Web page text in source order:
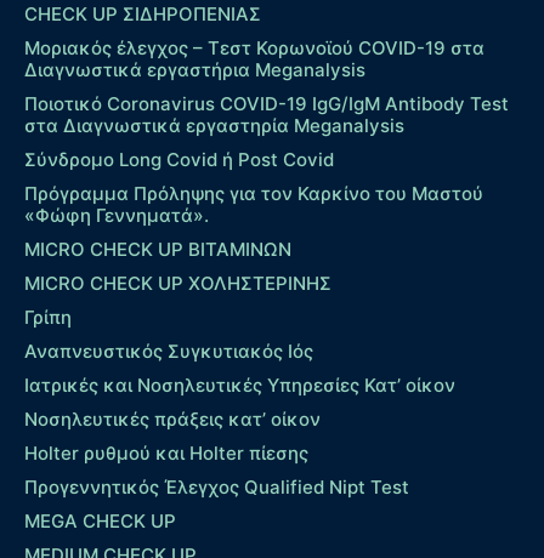
CHECK UP ΣΙΔΗΡΟΠΕΝΙΑΣ
Μοριακός έλεγχος – Τεστ Κορωνοϊού COVID-19 στα
Διαγνωστικά εργαστήρια Meganalysis
Ποιοτικό Coronavirus COVID-19 IgG/IgM Antibody Test
στα Διαγνωστικά εργαστηρία Meganalysis
Σύνδρομο Long Covid ή Post Covid
Πρόγραμμα Πρόληψης για τον Καρκίνο του Μαστού
«Φώφη Γεννηματά».
MICRO CHECK UP ΒΙΤΑΜΙΝΩΝ
MICRO CHECK UP ΧΟΛΗΣΤΕΡΙΝΗΣ
Γρίπη
Αναπνευστικός Συγκυτιακός Ιός
Ιατρικές και Νοσηλευτικές Υπηρεσίες Κατ’ οίκον
Νοσηλευτικές πράξεις κατ’ οίκον
Holter ρυθμού και Holter πίεσης
Προγεννητικός Έλεγχος Qualified Nipt Test
MEGA CHECK UP